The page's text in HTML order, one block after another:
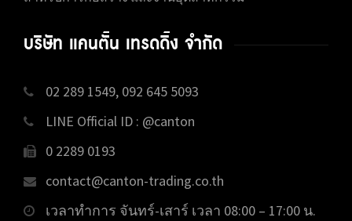
บริษัท แคนตั้น เทรดดิ้ง จำกัด
02 289 1549, 092 645 5093
LINE Official ID : @canton
0 2289 0193
contact@canton-trading.co.th
เวลาทำการ จันทร์-เสาร์ เวลา 08:00 – 17:00 น.